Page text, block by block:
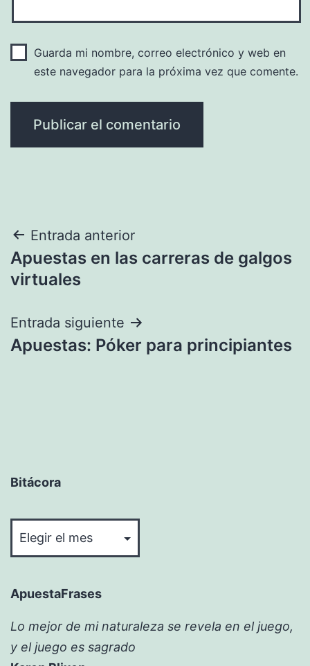
Guarda mi nombre, correo electrónico y web en
este navegador para la próxima vez que comente.
Navegación
de
Entrada anterior
Apuestas en las carreras de galgos
virtuales
Entrada siguiente
Apuestas: Póker para principiantes
Bitácora
ApuestaFrases
Lo mejor de mi naturaleza se revela en el juego,
y el juego es sagrado